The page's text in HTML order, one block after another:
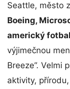
Seattle, město
Boeing,
americký
výjimečnou
Breeze”. Velmi
aktivity,